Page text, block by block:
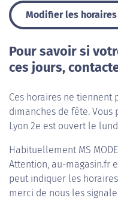
Modifier les horaires
Pour savoir si
ces jours,
Ces horaires ne tiennent
dimanches de fête. Vous
Lyon 2e est ouvert le
Habituellement MS
Attention, au-magasin.fr
peut indiquer les
merci de nous les